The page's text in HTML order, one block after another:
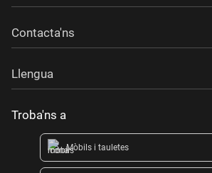
Contacta'ns
Llengua
Troba'ns a
Mòbils i tauletes